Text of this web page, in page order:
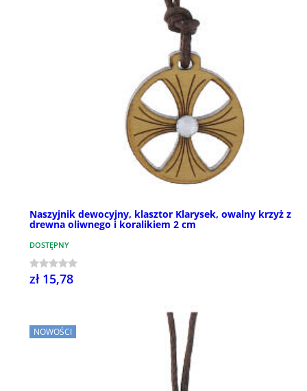
Naszyjnik dewocyjny, klasztor Klarysek, owalny krzyż z
drewna oliwnego i koralikiem 2 cm
DOSTĘPNY
zł 15,78
NOWOŚCI